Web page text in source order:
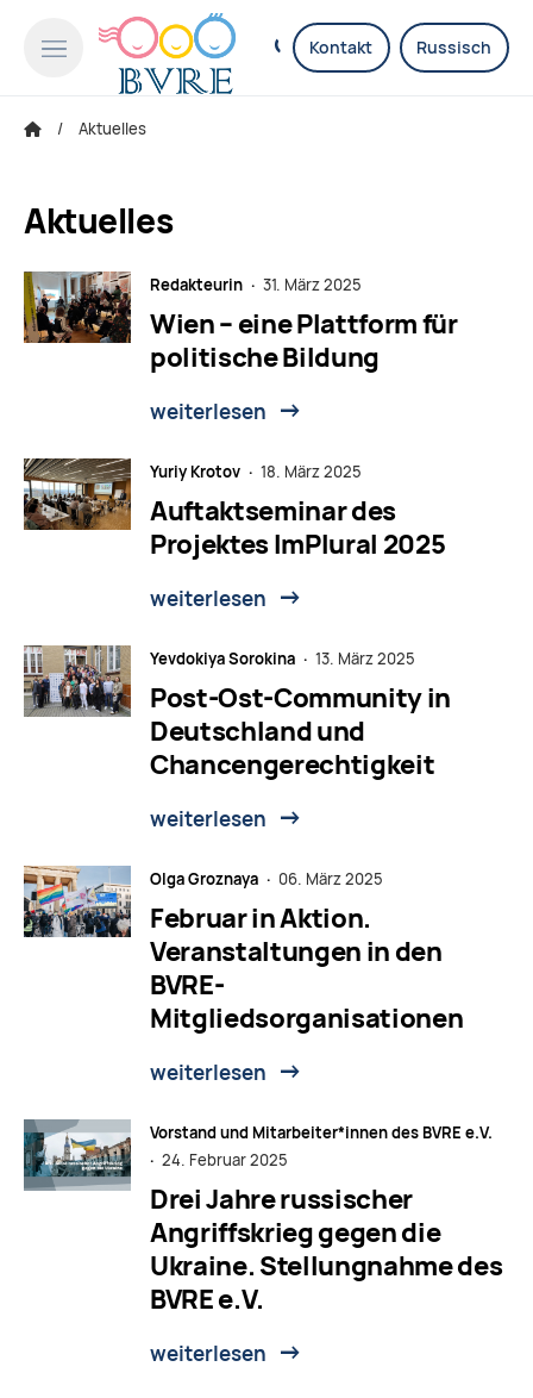
Kontakt Russisch
Aktuelles
Aktuelles
Redakteurin · 31. März 2025
Wien – eine Plattform für
politische Bildung
weiterlesen
Yuriy Krotov · 18. März 2025
Auftaktseminar des
Projektes ImPlural 2025
weiterlesen
Yevdokiya Sorokina · 13. März 2025
Post-Ost-Community in
Deutschland und
Chancengerechtigkeit
weiterlesen
Olga Groznaya · 06. März 2025
Februar in Aktion.
Veranstaltungen in den
BVRE-
Mitgliedsorganisationen
weiterlesen
Vorstand und Mitarbeiter*innen des BVRE e.V.
· 24. Februar 2025
Drei Jahre russischer
Angriffskrieg gegen die
Ukraine. Stellungnahme des
BVRE e.V.
weiterlesen